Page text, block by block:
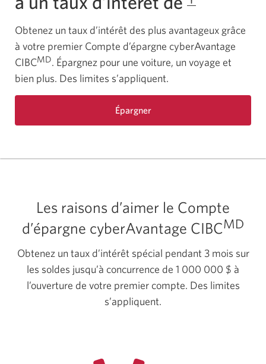
Obtenez un taux d’intérêt des plus avantageux grâce
à votre premier Compte d’épargne cyberAvantage
CIBCMD. Épargnez pour une voiture, un voyage et
bien plus. Des limites s’appliquent.
Épargner
Les raisons d’aimer le Compte
d’épargne cyberAvantage CIBCMD
Obtenez un taux d’intérêt spécial pendant 3 mois sur
les soldes jusqu’à concurrence de 1 000 000 $ à
l’ouverture de votre premier compte. Des limites
s’appliquent.